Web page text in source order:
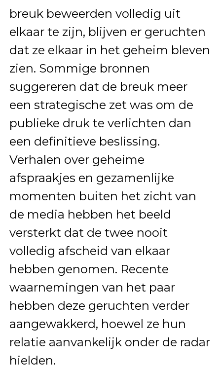
breuk beweerden volledig uit
elkaar te zijn, blijven er geruchten
dat ze elkaar in het geheim bleven
zien. Sommige bronnen
suggereren dat de breuk meer
een strategische zet was om de
publieke druk te verlichten dan
een definitieve beslissing.
Verhalen over geheime
afspraakjes en gezamenlijke
momenten buiten het zicht van
de media hebben het beeld
versterkt dat de twee nooit
volledig afscheid van elkaar
hebben genomen. Recente
waarnemingen van het paar
hebben deze geruchten verder
aangewakkerd, hoewel ze hun
relatie aanvankelijk onder de radar
hielden.